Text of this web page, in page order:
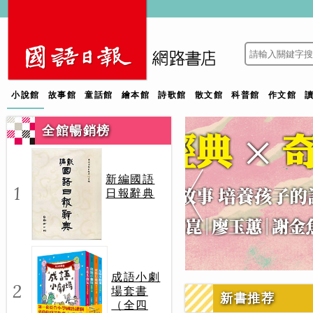
小說館 故事館 童話館 繪本館 詩歌館 散文館 科普館 作文館
全館暢銷榜
1
新編國語
日報辭典
2
成語小劇
場套書
（全四
新書推荐